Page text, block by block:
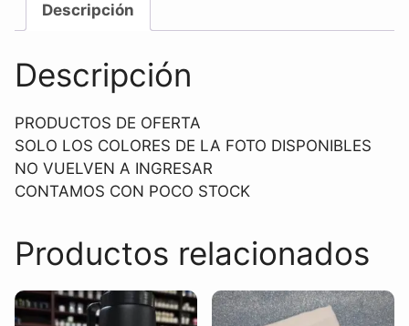
Descripción
Descripción
PRODUCTOS DE OFERTA
SOLO LOS COLORES DE LA FOTO DISPONIBLES
NO VUELVEN A INGRESAR
CONTAMOS CON POCO STOCK
Productos relacionados